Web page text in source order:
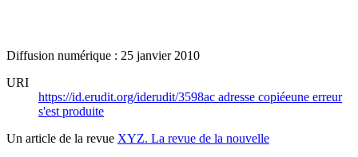
Diffusion numérique : 25 janvier 2010
URI
https://id.erudit.org/iderudit/3598ac adresse copiéeune erreur
s'est produite
Un article de la revue XYZ. La revue de la nouvelle